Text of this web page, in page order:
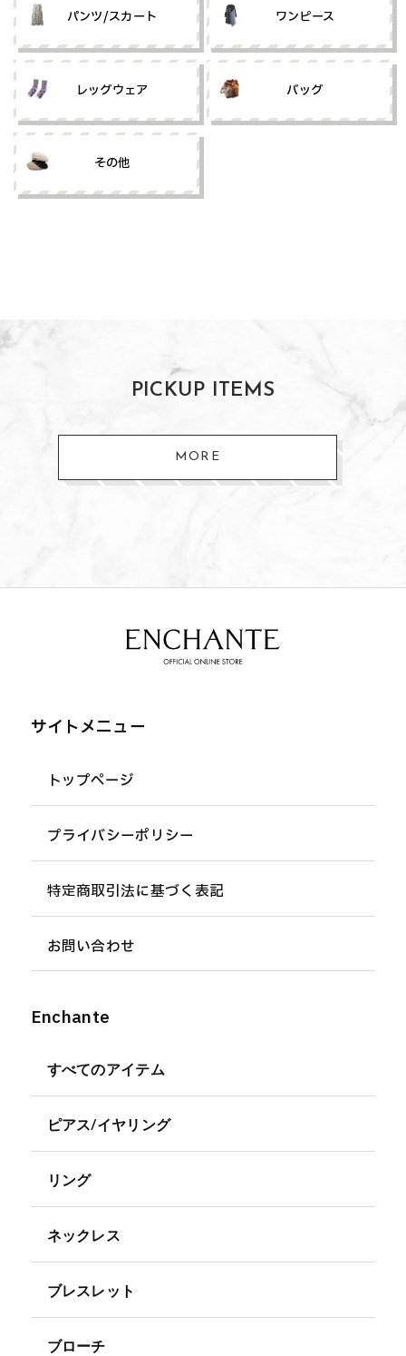
パンツ/スカート ワンピース
レッグウェア バッグ
その他
PICKUP ITEMS
MORE
サイトメニュー
トップページ
プライバシーポリシー
特定商取引法に基づく表記
お問い合わせ
Enchante
すべてのアイテム
ピアス/イヤリング
リング
ネックレス
ブレスレット
ブローチ